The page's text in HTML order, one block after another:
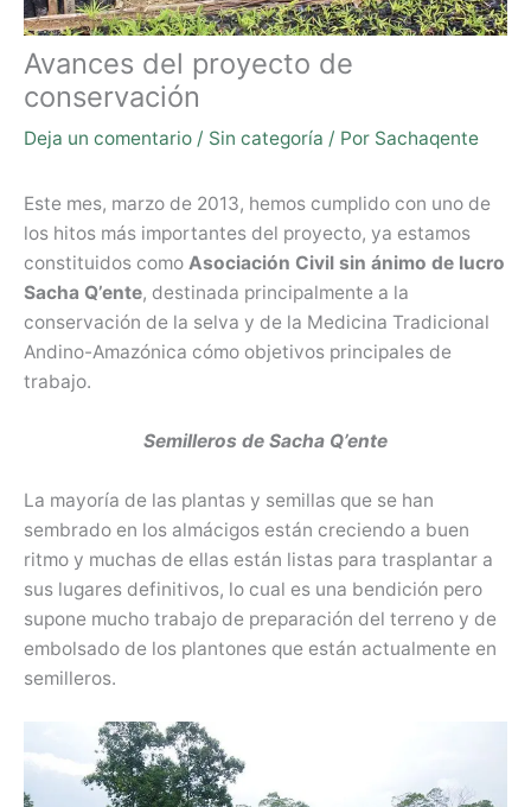
Avances del proyecto de
conservación
Deja un comentario / Sin categoría / Por Sachaqente
Este mes, marzo de 2013, hemos cumplido con uno de
los hitos más importantes del proyecto, ya estamos
constituidos como Asociación Civil sin ánimo de lucro
Sacha Q’ente, destinada principalmente a la
conservación de la selva y de la Medicina Tradicional
Andino-Amazónica cómo objetivos principales de
trabajo.
Semilleros de Sacha Q’ente
La mayoría de las plantas y semillas que se han
sembrado en los almácigos están creciendo a buen
ritmo y muchas de ellas están listas para trasplantar a
sus lugares definitivos, lo cual es una bendición pero
supone mucho trabajo de preparación del terreno y de
embolsado de los plantones que están actualmente en
semilleros.